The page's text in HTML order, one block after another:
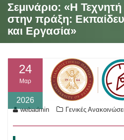
Σεμινάριο: «Η
στην πράξη:
και Εργασία»
24
Μαρ
2026
webadmin Γενικές